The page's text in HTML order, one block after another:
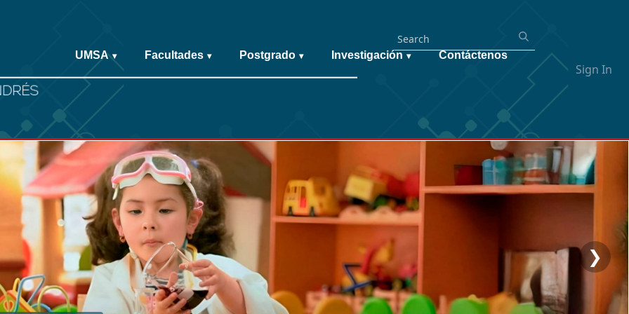
Sign In
UMSA ▾ Facultades ▾ Postgrado ▾ Investigación ▾ Contáctenos
❯